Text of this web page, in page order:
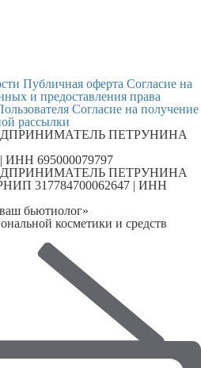
Публичная оферта Согласие на
и предоставления права
Согласие на получение
рассылки
ПЕТРУНИНА
ИНН 695000079797
ПЕТРУНИНА
317784700062647 | ИНН
бьютиолог»
косметики и средств